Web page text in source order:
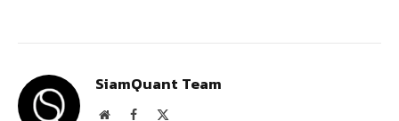
SiamQuant Team
WebsiteFacebook